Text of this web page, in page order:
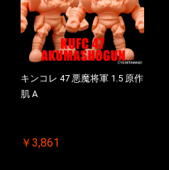
キンコレ 47 悪魔将軍 1.5 原作
肌 A
￥3,861